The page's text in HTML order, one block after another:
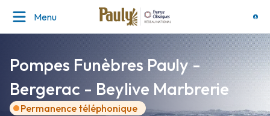
Menu
Pompes Funèbres Pauly -
Bergerac - Beylive Marbrerie
Permanence téléphonique